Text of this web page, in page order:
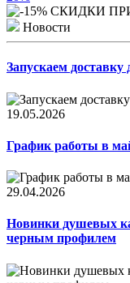
Новости
Запускаем доставку
19.05.2026
График работы в
29.04.2026
Новинки душевых
черным профилем